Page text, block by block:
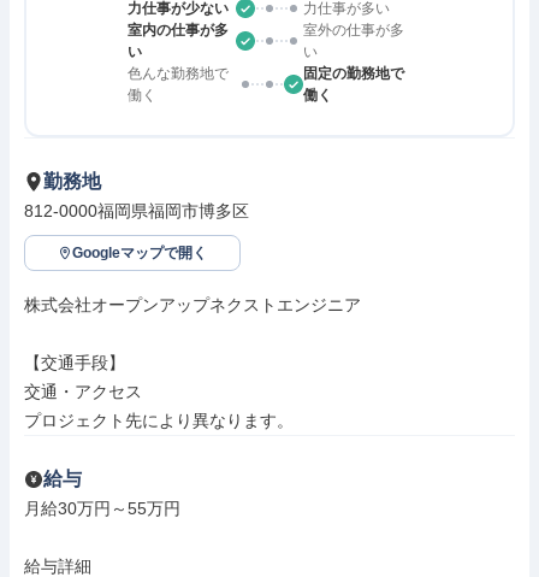
力仕事が少ない
力仕事が多い
室内の仕事が多
い
室外の仕事が多
い
色んな勤務地で
働く
固定の勤務地で
働く
勤務地
812-0000福岡県福岡市博多区
Googleマップで開く
株式会社オープンアップネクストエンジニア
【交通手段】
交通・アクセス
プロジェクト先により異なります。
給与
月給30万円～55万円
給与詳細